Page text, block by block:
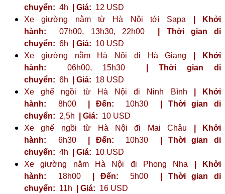
chuyển: 4h | Giá: 12 USD
Xe giường nằm từ Hà Nội tới Sapa
| Khởi
hành: 07h00, 13h30, 22h00
| Thời gian di
chuyển: 6h | Giá: 10 USD
Xe giường nằm Hà Nội đi Hà Giang
| Khởi
hành: 06h00, 15h30
| Thời gian di
chuyển: 6h | Giá: 18 USD
Xe ghế ngồi từ Hà Nội đi Ninh Bình
| Khởi
hành: 8h00 | Đến: 10h30
| Thời gian di
chuyển: 2,5h | Giá: 10 USD
Xe ghế ngồi từ Hà Nội đi Mai Châu
| Khởi
hành: 6h30 | Đến: 10h30
| Thời gian di
chuyển: 4h | Giá: 10 USD
Xe giường nằm Hà Nội đi Phong Nha
| Khởi
hành: 18h00 | Đến: 5h00
| Thời gian di
chuyển: 11h | Giá: 16 USD